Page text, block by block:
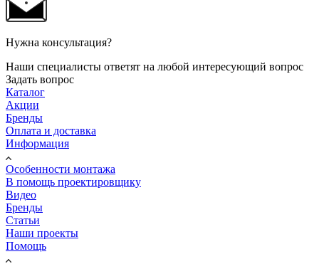
Нужна консультация?
Наши специалисты ответят на любой интересующий вопрос
Задать вопрос
Каталог
Акции
Бренды
Оплата и доставка
Информация
Особенности монтажа
В помощь проектировщику
Видео
Бренды
Статьи
Наши проекты
Помощь